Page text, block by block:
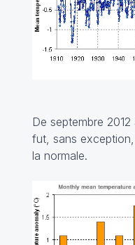
De septembre
fut, sans
la normale.